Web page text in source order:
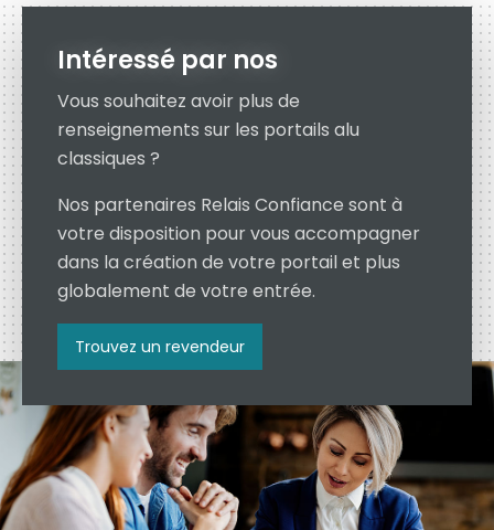
Intéressé par nos
Vous souhaitez avoir plus de
renseignements sur les portails alu
classiques ?
Nos partenaires Relais Confiance sont à
votre disposition pour vous accompagner
dans la création de votre portail et plus
globalement de votre entrée.
Trouvez un revendeur